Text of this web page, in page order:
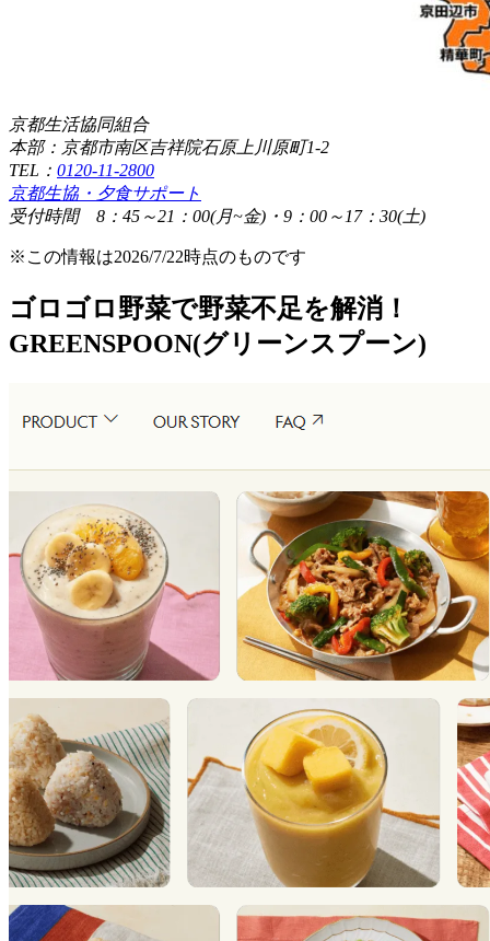
京都生活協同組合
本部：京都市南区吉祥院石原上川原町1-2
TEL： 0120-11-2800
京都生協・夕食サポート
受付時間 8：45～21：00(月~金)・9：00～17：30(土)
※この情報は2026/7/22時点のものです
ゴロゴロ野菜で野菜不足を解消！
GREENSPOON(グリーンスプーン)